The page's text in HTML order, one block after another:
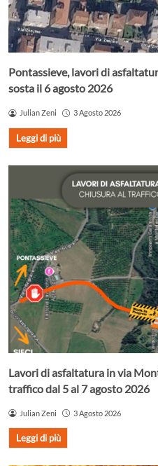
Pontassieve, lavori di
sosta il 6 agosto 2026
Julian Zeni 3 Agosto 2026
Leggi di più
Lavori di asfaltatura in via
traffico dal 5 al 7 agosto 2026
Julian Zeni 3 Agosto 2026
Leggi di più